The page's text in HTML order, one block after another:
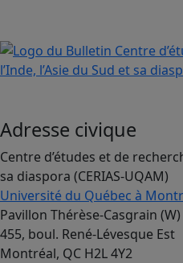
Adresse civique
Centre d’études et de
sa diaspora (CERIAS-UQAM)
Université du Québec à
Pavillon Thérèse-Casgrain (W)
455, boul. René-Lévesque Est
Montréal, QC H2L 4Y2